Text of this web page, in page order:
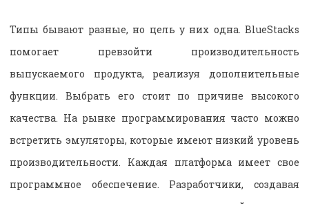
Типы бывают разные, но цель у них одна. BlueStacks
помогает превзойти производительность
выпускаемого продукта, реализуя дополнительные
функции. Выбрать его стоит по причине высокого
качества. На рынке программирования часто можно
встретить эмуляторы, которые имеют низкий уровень
производительности. Каждая платформа имеет свое
программное обеспечение. Разработчики, создавая